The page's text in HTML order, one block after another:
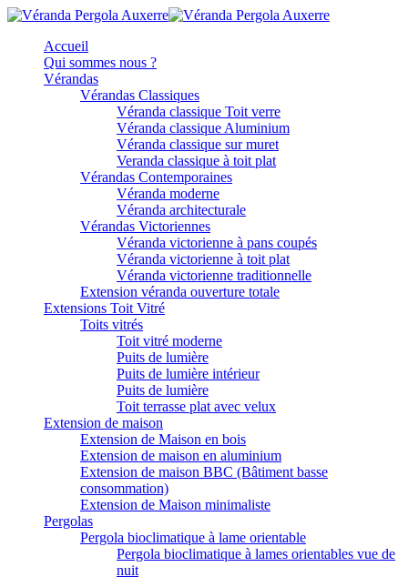
Accueil
Qui sommes nous ?
Vérandas
Vérandas Classiques
Véranda classique Toit verre
Véranda classique Aluminium
Véranda classique sur muret
Veranda classique à toit plat
Vérandas Contemporaines
Véranda moderne
Véranda architecturale
Vérandas Victoriennes
Véranda victorienne à pans coupés
Véranda victorienne à toit plat
Véranda victorienne traditionnelle
Extension véranda ouverture totale
Extensions Toit Vitré
Toits vitrés
Toit vitré moderne
Puits de lumière
Puits de lumière intérieur
Puits de lumière
Toit terrasse plat avec velux
Extension de maison
Extension de Maison en bois
Extension de maison en aluminium
Extension de maison BBC (Bâtiment basse
consommation)
Extension de Maison minimaliste
Pergolas
Pergola bioclimatique à lame orientable
Pergola bioclimatique à lames orientables vue de
nuit